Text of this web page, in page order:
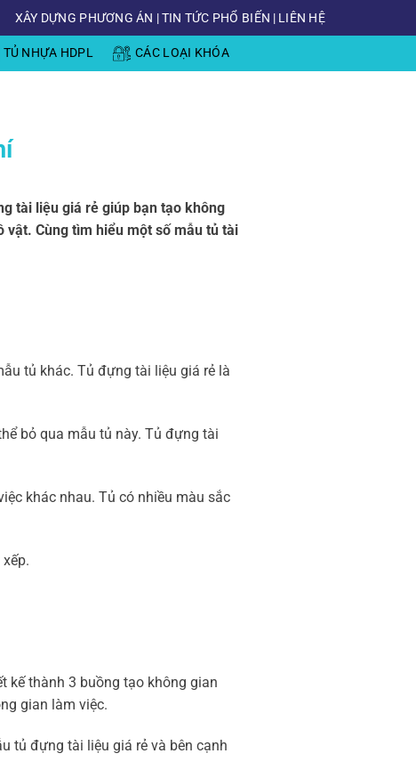
XÂY DỰNG PHƯƠNG ÁN |TIN TỨC PHỔ BIẾN | LIÊN HỆ
TỦ NHỰA HDPL CÁC LOẠI KHÓA
tài liệu giá rẻ giúp bạn tạo không
Cùng tìm hiểu một số mẫu tủ tài
tủ khác. Tủ đựng tài liệu giá rẻ là
bỏ qua mẫu tủ này. Tủ đựng tài
khác nhau. Tủ có nhiều màu sắc
kế thành 3 buồng tạo không gian
gian làm việc.
tủ đựng tài liệu giá rẻ và bên cạnh